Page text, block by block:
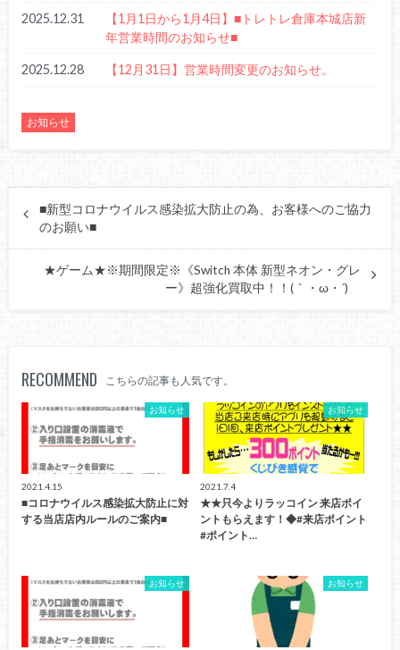
2025.12.31
【1月1日から1月4日】■トレトレ倉庫本城店新
年営業時間のお知らせ■
2025.12.28 【12月31日】営業時間変更のお知らせ。
お知らせ
■新型コロナウイルス感染拡大防止の為、お客様へのご協力
のお願い■
★ゲーム★※期間限定※《Switch 本体 新型ネオン・グレ
ー》超強化買取中！！(｀・ω・´)ゞ
RECOMMEND こちらの記事も人気です。
お知らせ
2021.4.15
■コロナウイルス感染拡大防止に対
する当店店内ルールのご案内■
お知らせ
2021.7.4
★★只今よりラッコイン 来店ポイ
ントもらえます！◆#来店ポイント
#ポイント…
お知らせ お知らせ